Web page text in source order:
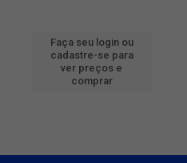
Faça seu login ou
cadastre-se para
ver preços e
comprar